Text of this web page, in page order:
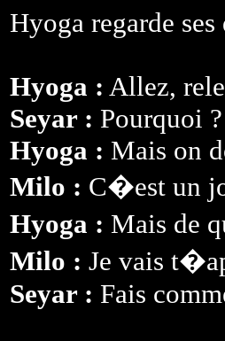
Hyoga regarde
Hyoga : Allez,
Seyar : Pourquoi
Hyoga : Mais on
Milo : C�est un
Hyoga : Mais de
Milo : Je vais
Seyar : Fais